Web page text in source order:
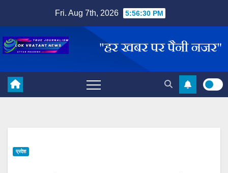
content
Fri. Aug 7th, 2026 5:56:31 PM
प्रदेश